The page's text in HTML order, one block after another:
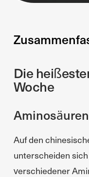
Die
Woche
Aminosäuren
Auf den
unterscheiden
verschiedener